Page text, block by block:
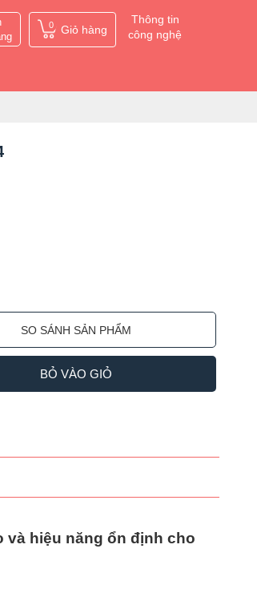
0 Giỏ hàng
Thông tin
công nghệ
SO SÁNH SẢN PHẨM
BỎ VÀO GIỎ
và hiệu năng ổn định cho